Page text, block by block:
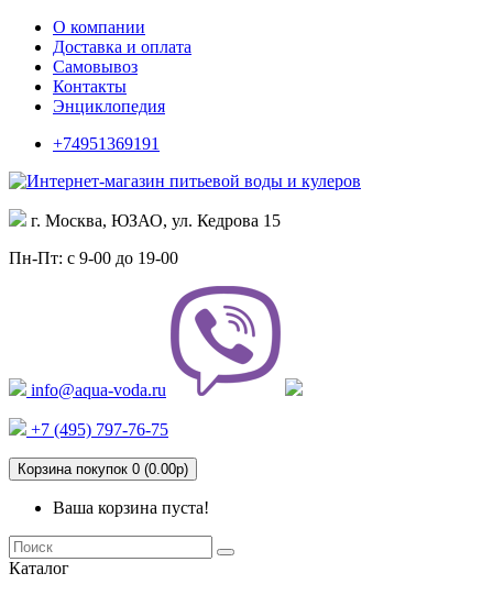
О компании
Доставка и оплата
Самовывоз
Контакты
Энциклопедия
+74951369191
г. Москва, ЮЗАО, ул. Кедрова 15
Пн-Пт: с 9-00 до 19-00
info@aqua-voda.ru
+7 (495) 797-76-75
Корзина покупок 0 (0.00р)
Ваша корзина пуста!
Каталог